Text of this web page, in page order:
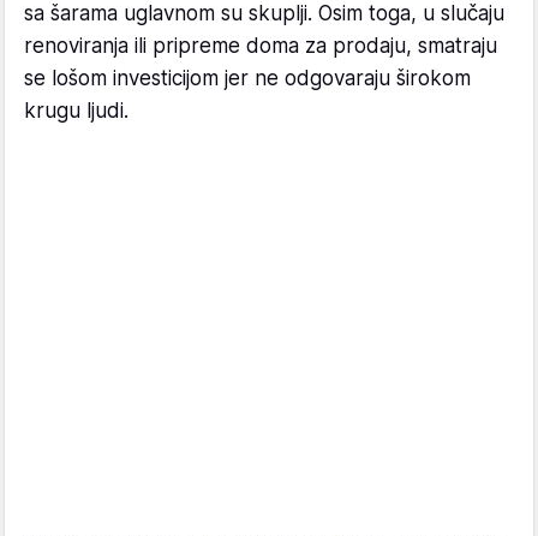
sa šarama uglavnom su skuplji. Osim toga, u slučaju
renoviranja ili pripreme doma za prodaju, smatraju
se lošom investicijom jer ne odgovaraju širokom
krugu ljudi.